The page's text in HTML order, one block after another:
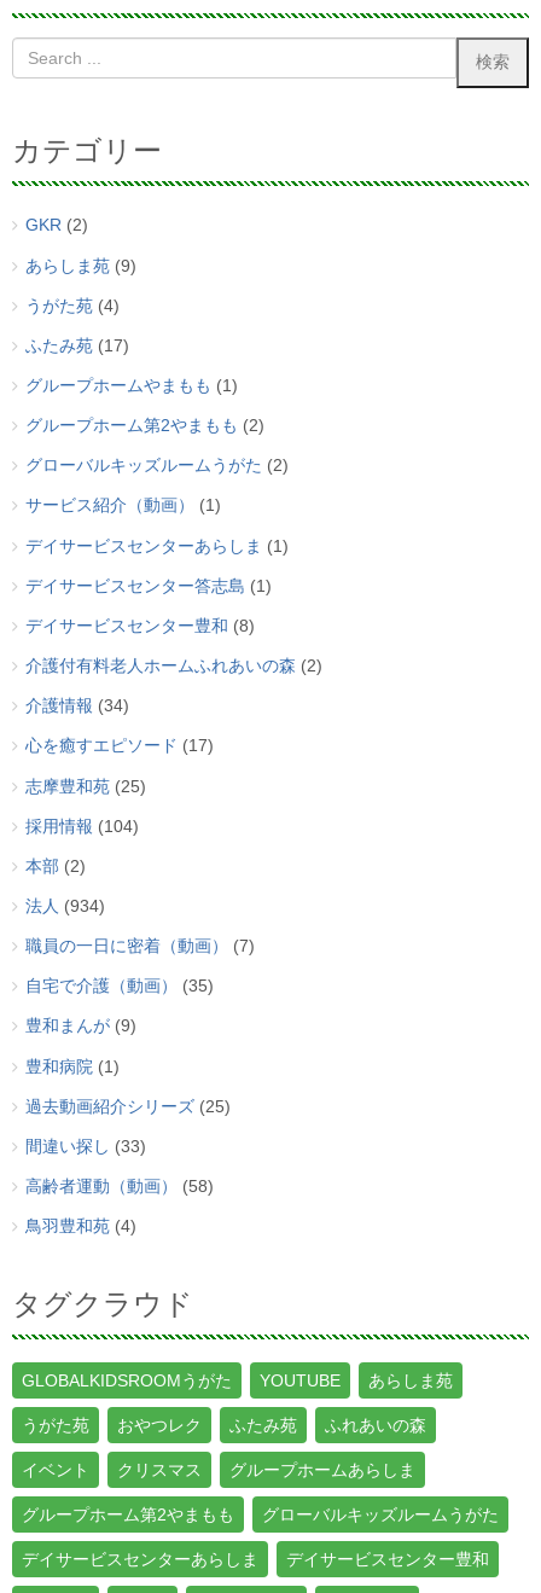
カテゴリー
GKR (2)
あらしま苑 (9)
うがた苑 (4)
ふたみ苑 (17)
グループホームやまもも (1)
グループホーム第2やまもも (2)
グローバルキッズルームうがた (2)
サービス紹介（動画） (1)
デイサービスセンターあらしま (1)
デイサービスセンター答志島 (1)
デイサービスセンター豊和 (8)
介護付有料老人ホームふれあいの森 (2)
介護情報 (34)
心を癒すエピソード (17)
志摩豊和苑 (25)
採用情報 (104)
本部 (2)
法人 (934)
職員の一日に密着（動画） (7)
自宅で介護（動画） (35)
豊和まんが (9)
豊和病院 (1)
過去動画紹介シリーズ (25)
間違い探し (33)
高齢者運動（動画） (58)
鳥羽豊和苑 (4)
タグクラウド
GLOBALKIDSROOMうがた YOUTUBE あらしま苑
うがた苑 おやつレク ふたみ苑 ふれあいの森
イベント クリスマス グループホームあらしま
グループホーム第2やまもも グローバルキッズルームうがた
デイサービスセンターあらしま デイサービスセンター豊和